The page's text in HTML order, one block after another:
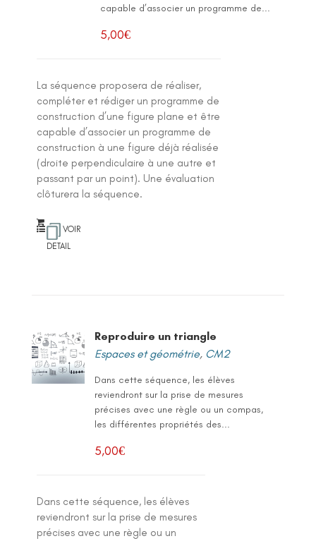
capable d’associer un programme de...
5,00€
La séquence proposera de réaliser,
compléter et rédiger un programme de
construction d’une figure plane et être
capable d’associer un programme de
construction à une figure déjà réalisée
(droite perpendiculaire à une autre et
passant par un point). Une évaluation
clôturera la séquence.
VOIR
DETAIL
Reproduire un triangle
Espaces et géométrie, CM2
Dans cette séquence, les élèves
reviendront sur la prise de mesures
précises avec une règle ou un compas,
les différentes propriétés des...
5,00€
Dans cette séquence, les élèves
reviendront sur la prise de mesures
précises avec une règle ou un